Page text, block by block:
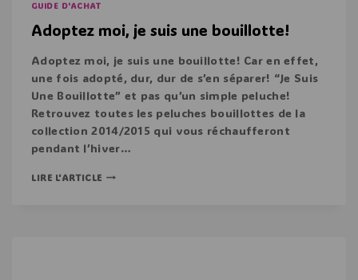
GUIDE D'ACHAT
Adoptez moi, je suis une bouillotte!
Adoptez moi, je suis une bouillotte! Car en effet,
une fois adopté, dur, dur de s’en séparer! “Je Suis
Une Bouillotte” et pas qu’un simple peluche!
Retrouvez toutes les peluches bouillottes de la
collection 2014/2015 qui vous réchaufferont
pendant l’hiver…
LIRE L'ARTICLE